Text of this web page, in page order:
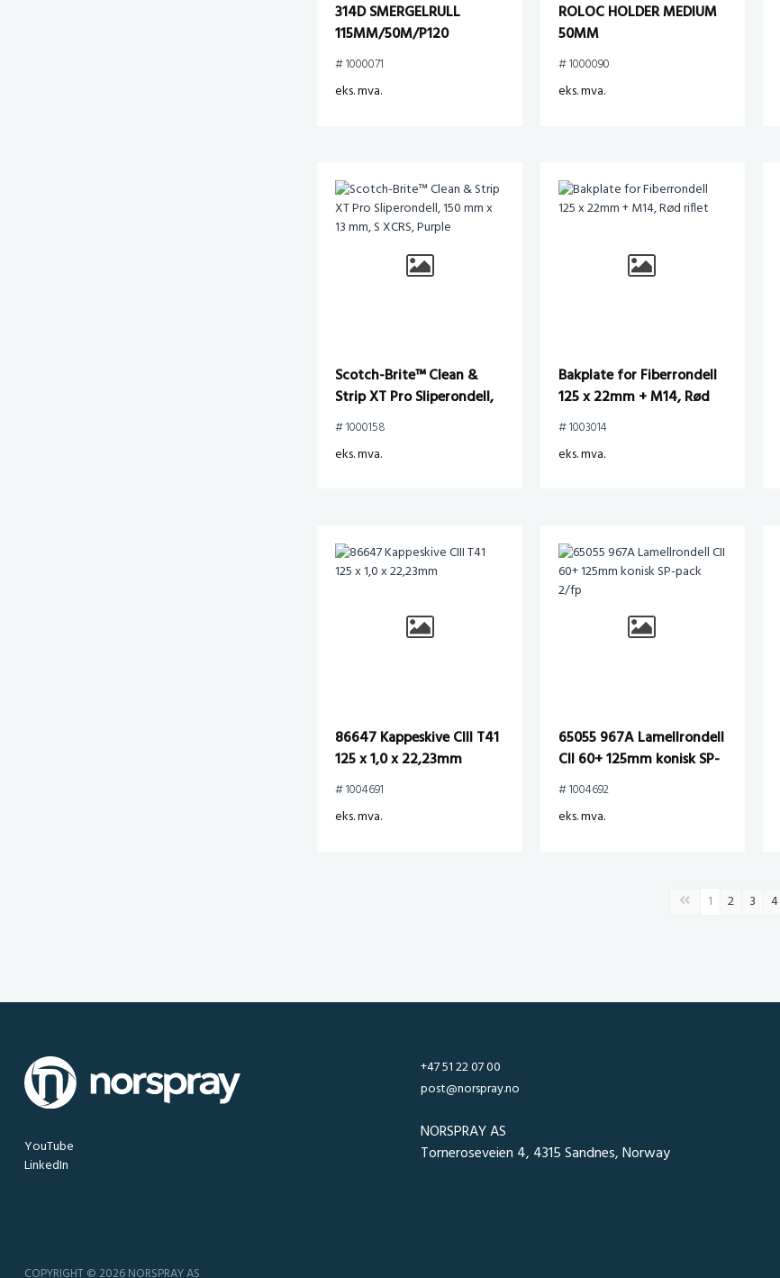
314D SMERGELRULL
115MM/50M/P120
# 1000071
eks. mva.
ROLOC HOLDER MEDIUM
50MM
# 1000090
eks. mva.
Scotch-Brite™ Clean &
Strip XT Pro Sliperondell,
150 mm x 13 mm, S XCRS,
# 1000158
eks. mva.
Bakplate for Fiberrondell
125 x 22mm + M14, Rød
riflet
# 1003014
eks. mva.
86647 Kappeskive CIII T41
125 x 1,0 x 22,23mm
# 1004691
eks. mva.
65055 967A Lamellrondell
CII 60+ 125mm konisk SP-
pack 2/fp
# 1004692
eks. mva.
Forrige side
1 2 3 4
YouTube
LinkedIn
+47 51 22 07 00
post@norspray.no
NORSPRAY AS
Torneroseveien 4, 4315 Sandnes, Norway
COPYRIGHT © 2026 NORSPRAY AS